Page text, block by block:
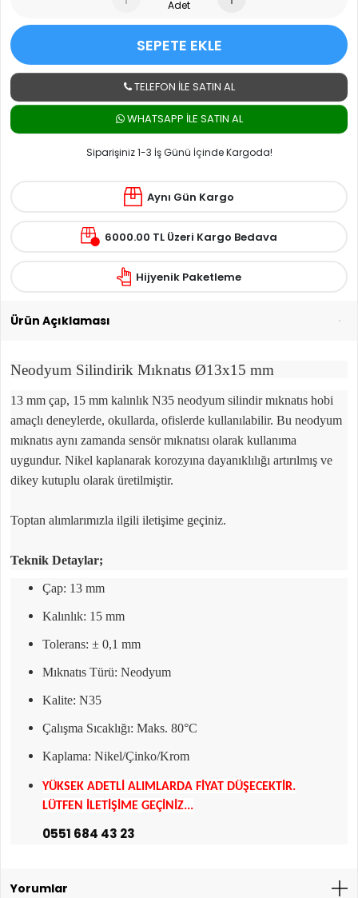
Adet
SEPETE EKLE
TELEFON İLE SATIN AL
WHATSAPP ILE SATIN AL
Siparişiniz 1-3 İş Günü İçinde Kargoda!
Aynı Gün Kargo
6000.00 TL Üzeri Kargo Bedava
Hijyenik Paketleme
Ürün Açıklaması
Neodyum Silindirik Mıknatıs Ø13x15 mm
13 mm çap, 15 mm kalınlık N35 neodyum silindir mıknatıs hobi
amaçlı deneylerde, okullarda, ofislerde kullanılabilir. Bu neodyum
mıknatıs aynı zamanda sensör mıknatısı olarak kullanıma
uygundur. Nikel kaplanarak korozyına dayanıklılığı artırılmış ve
dikey kutuplu olarak üretilmiştir.
Toptan alımlarımızla ilgili iletişime geçiniz.
Teknik Detaylar;
Çap: 13 mm
Kalınlık: 15 mm
Tolerans: ± 0,1 mm
Mıknatıs Türü: Neodyum
Kalite: N35
Çalışma Sıcaklığı: Maks. 80°C
Kaplama: Nikel/Çinko/Krom
YÜKSEK ADETLİ ALIMLARDA FİYAT DÜŞECEKTİR.
LÜTFEN İLETİŞİME GEÇİNİZ...
0551 684 43 23
Yorumlar